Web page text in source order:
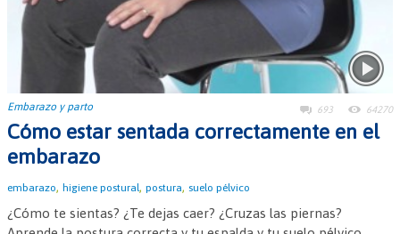
Embarazo y parto 693 64270
Cómo estar sentada correctamente en el
embarazo
embarazo, higiene postural, postura, suelo pélvico
¿Cómo te sientas? ¿Te dejas caer? ¿Cruzas las piernas?